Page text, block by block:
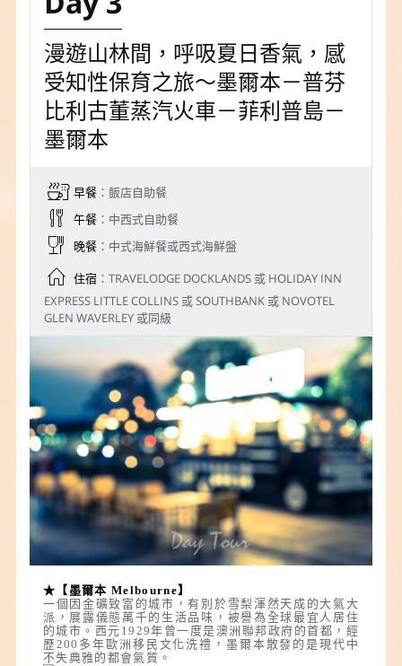
漫遊山林間，呼吸夏日香氣，感
受知性保育之旅～墨爾本－普芬
比利古董蒸汽火車－菲利普島－
墨爾本
早餐：飯店自助餐
午餐：中西式自助餐
晚餐：中式海鮮餐或西式海鮮盤
住宿：TRAVELODGE DOCKLANDS 或 HOLIDAY INN
EXPRESS LITTLE COLLINS 或 SOUTHBANK 或 NOVOTEL
GLEN WAVERLEY 或同級
★【墨爾本 Melbourne】
一個因金礦致富的城市，有別於雪梨渾然天成的大氣大
派，展露儀態萬千的生活品味，被譽為全球最宜人居住
的城市。西元1929年曾一度是澳洲聯邦政府的首都，經
歷200多年歐洲移民文化洗禮，墨爾本散發的是現代中
不失典雅的都會氣質。